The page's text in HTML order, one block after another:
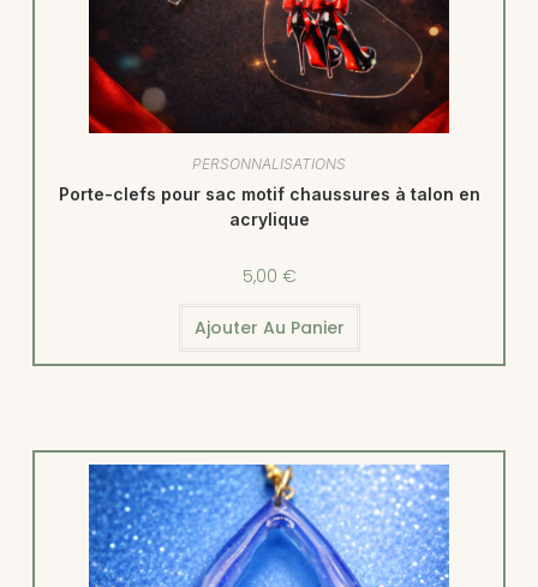
PERSONNALISATIONS
Porte-clefs pour sac motif chaussures à talon en
acrylique
5,00 €
Ajouter Au Panier